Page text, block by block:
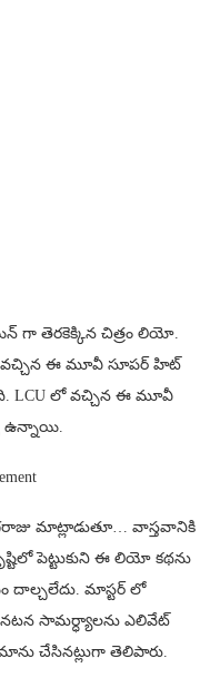
గా తెరకెక్కిన చిత్రం లియో.
లో వచ్చిన ఈ మూవీ సూపర్ హిట్
LCU లో వచ్చిన ఈ మూవీ
ఉన్నాయి.
మాట్లాడుతూ… వాస్తవానికి
పెట్టుకుని ఈ లియో కథను
దాల్చలేదు. మాస్టర్ లో
సామర్ధ్యాలను ఎలివేట్
చేసినట్లుగా తెలిపారు.